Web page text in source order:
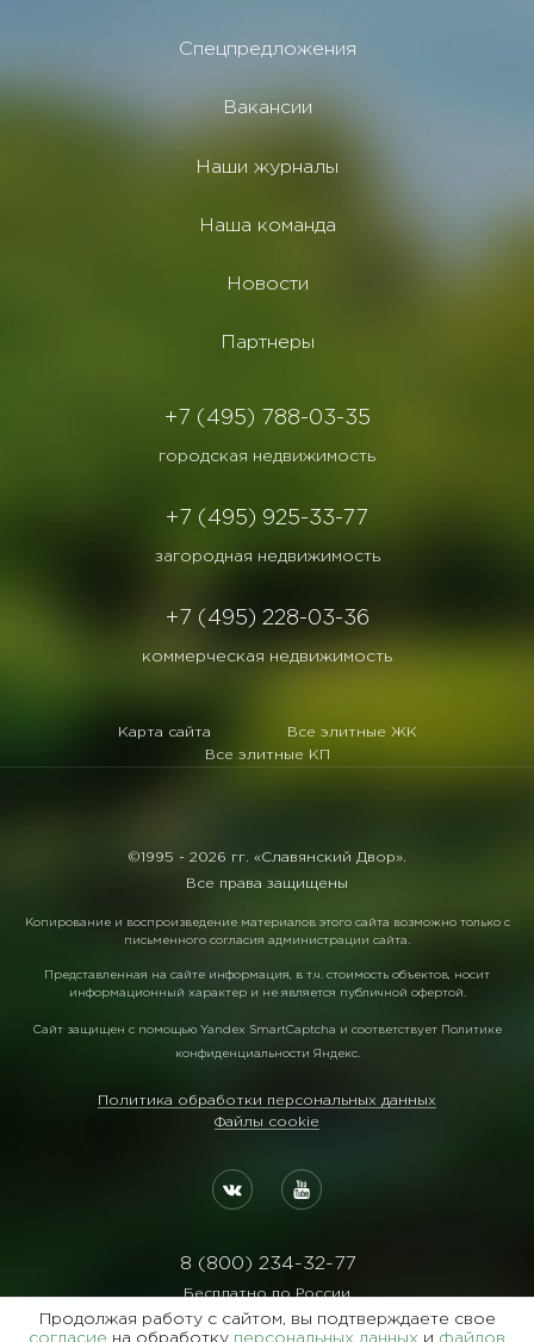
Спецпредложения
Вакансии
Наши журналы
Наша команда
Новости
Партнеры
+7 (495) 788-03-35
городская недвижимость
+7 (495) 925-33-77
загородная недвижимость
+7 (495) 228-03-36
коммерческая недвижимость
Карта сайта
Все элитные ЖК
Все элитные КП
©1995 - 2026 гг. «Славянский Двор».
Все права защищены
Копирование и воспроизведение материалов этого сайта возможно только с
письменного согласия администрации сайта.
Представленная на сайте информация, в т.ч. стоимость объектов, носит
информационный характер и не является публичной офертой.
Сайт защищен с помощью Yandex SmartCaptcha и соответствует Политике
конфиденциальности Яндекс.
Политика обработки персональных данных
Файлы cookie
8 (800) 234-32-77
Бесплатно по России
Реквизиты:
Продолжая работу с сайтом, вы подтверждаете свое
согласие на обработку персональных данных и файлов